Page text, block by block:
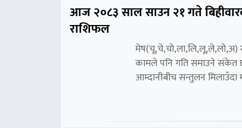
आज २०८३ साल साउन २१ गते
राशिफल
मेष(चू,चे,चो,ला,लि,लू,ले,लो,अ)
कामले पनि गति समाउने संकेत
आम्दानीबीच सन्तुलन